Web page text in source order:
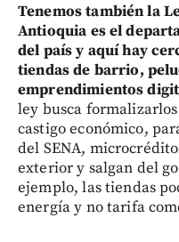
Tenemos también la
Antioquia es el
del país y aquí hay
tiendas de barrio,
emprendimientos
ley busca
castigo económico,
del SENA,
exterior y salgan del
ejemplo, las tiendas
energía y no tarifa